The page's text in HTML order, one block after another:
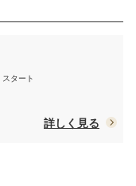
タート
詳しく見る